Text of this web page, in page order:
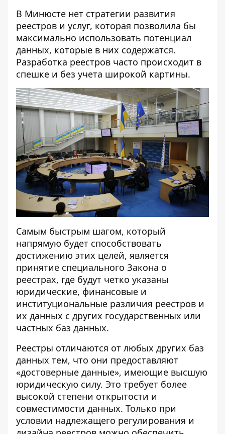
В Минюсте нет стратегии развития
реестров и услуг, которая позволила бы
максимально использовать потенциал
данных, которые в них содержатся.
Разработка реестров часто происходит в
спешке и без учета широкой картины.
Самым быстрым шагом, который
напрямую будет способствовать
достижению этих целей, является
принятие специального Закона о
реестрах, где будут четко указаны
юридические, финансовые и
институциональные различия реестров и
их данных с других государственных или
частных баз данных.
Реестры отличаются от любых других баз
данных тем, что они предоставляют
«достоверные данные», имеющие высшую
юридическую силу. Это требует более
высокой степени открытости и
совместимости данных. Только при
условии надлежащего регулирования и